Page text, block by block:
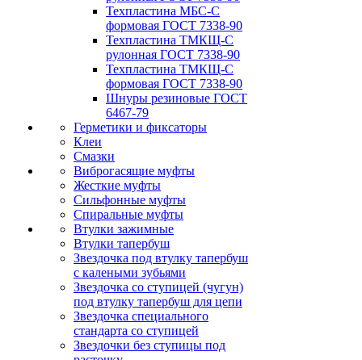
Техпластина МБС-С
формовая ГОСТ 7338-90
Техпластина ТМКЩ-С
рулонная ГОСТ 7338-90
Техпластина ТМКЩ-С
формовая ГОСТ 7338-90
Шнуры резиновые ГОСТ
6467-79
Герметики и фиксаторы
Клеи
Смазки
Виброгасящие муфты
Жесткие муфты
Сильфонные муфты
Спиральные муфты
Втулки зажимные
Втулки тапербуш
Звездочка под втулку тапербуш
c калеными зубьями
Звездочка со ступицей (чугун)
под втулку тапербуш для цепи
Звездочка специального
стандарта со ступицей
Звездочки без ступицы под